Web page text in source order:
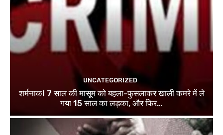
UNCATEGORIZED
शर्मनाक! 7 साल की मासूम को बहला-फुसलाकर खाली कमरे में ले
गया 15 साल का लड़का, और फिर…